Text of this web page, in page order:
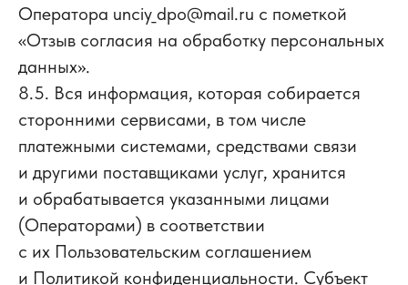
Оператора unciy_dpo@mail.ru с пометкой
«Отзыв согласия на обработку персональных
данных».
8.5. Вся информация, которая собирается
сторонними сервисами, в том числе
платежными системами, средствами связи
и другими поставщиками услуг, хранится
и обрабатывается указанными лицами
(Операторами) в соответствии
с их Пользовательским соглашением
и Политикой конфиденциальности. Субъект